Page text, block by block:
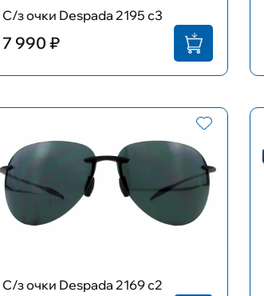
С/з очки Despada 2195 c3
7 990 ₽
С/з очки Despada 2169 c2